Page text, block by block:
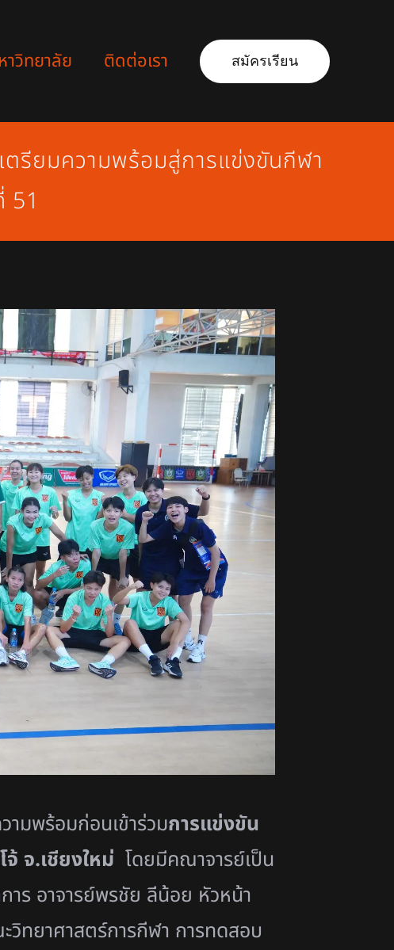
าวิทยาลัย ติดต่อเรา สมัครเรียน
รียมความพร้อมสู่การแข่งขันกีฬา
51
มพร้อมก่อนเข้าร่วมการแข่งขัน
จ.เชียงใหม่ โดยมีคณาจารย์เป็น
ร อาจารย์พรชัย ลีน้อย หัวหน้า
วิทยาศาสตร์การกีฬา การทดสอบ